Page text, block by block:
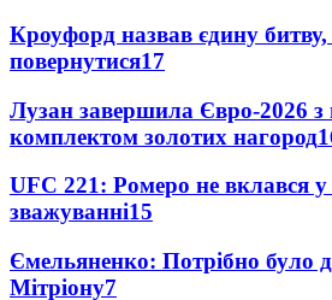
Кроуфорд назвав єдину
повернутися17
Лузан завершила Євро-2026
комплектом золотих нагород
UFC 221: Ромеро не вклався у
зважуванні15
Ємельяненко: Потрібно було
Мітріону7